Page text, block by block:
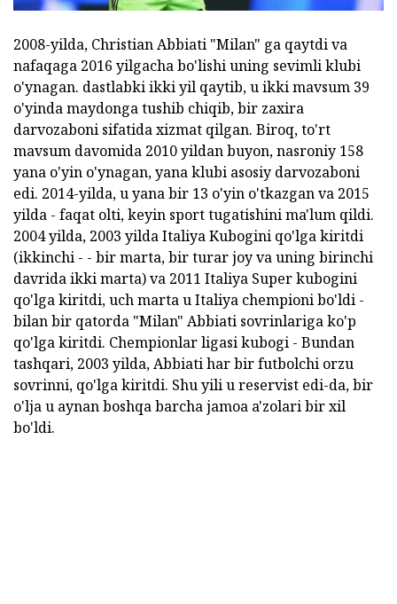
2008-yilda, Christian Abbiati "Milan" ga qaytdi va
nafaqaga 2016 yilgacha bo'lishi uning sevimli klubi
o'ynagan. dastlabki ikki yil qaytib, u ikki mavsum 39
o'yinda maydonga tushib chiqib, bir zaxira
darvozaboni sifatida xizmat qilgan. Biroq, to'rt
mavsum davomida 2010 yildan buyon, nasroniy 158
yana o'yin o'ynagan, yana klubi asosiy darvozaboni
edi. 2014-yilda, u yana bir 13 o'yin o'tkazgan va 2015
yilda - faqat olti, keyin sport tugatishini ma'lum qildi.
2004 yilda, 2003 yilda Italiya Kubogini qo'lga kiritdi
(ikkinchi - - bir marta, bir turar joy va uning birinchi
davrida ikki marta) va 2011 Italiya Super kubogini
qo'lga kiritdi, uch marta u Italiya chempioni bo'ldi -
bilan bir qatorda "Milan" Abbiati sovrinlariga ko'p
qo'lga kiritdi. Chempionlar ligasi kubogi - Bundan
tashqari, 2003 yilda, Abbiati har bir futbolchi orzu
sovrinni, qo'lga kiritdi. Shu yili u reservist edi-da, bir
o'lja u aynan boshqa barcha jamoa a'zolari bir xil
bo'ldi.